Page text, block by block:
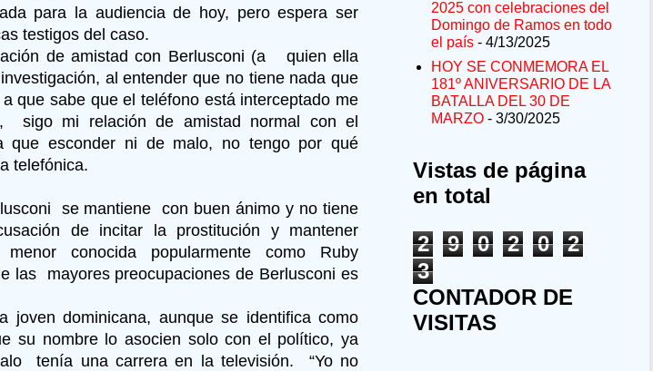
para la audiencia de hoy, pero espera ser
testigos del caso.
de amistad con Berlusconi (a quien ella
al entender que no tiene nada que
que sabe que el teléfono está interceptado me
mi relación de amistad normal con el
que esconder ni de malo, no tengo por qué
telefónica.
se mantiene con buen ánimo y no tiene
de incitar la prostitución y mantener
conocida popularmente como Ruby
las mayores preocupaciones de Berlusconi es
dominicana, aunque se identifica como
su nombre lo asocien solo con el político, ya
tenía una carrera en la televisión. “Yo no
2025 con celebraciones del
Domingo de Ramos en todo
el país - 4/13/2025
HOY SE CONMEMORA EL
181º ANIVERSARIO DE LA
BATALLA DEL 30 DE
MARZO - 3/30/2025
Vistas de página
en total
2
9 0 2 0
2
3
CONTADOR DE
VISITAS